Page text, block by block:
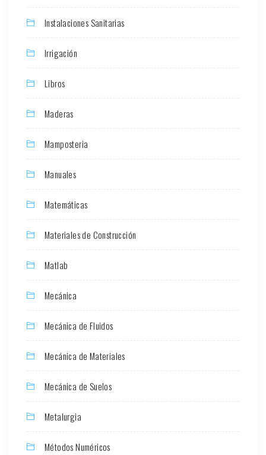
Instalaciones Sanitarias
Irrigación
Libros
Maderas
Mamposteria
Manuales
Matemáticas
Materiales de Construcción
Matlab
Mecánica
Mecánica de Fluidos
Mecánica de Materiales
Mecánica de Suelos
Metalurgia
Métodos Numéricos